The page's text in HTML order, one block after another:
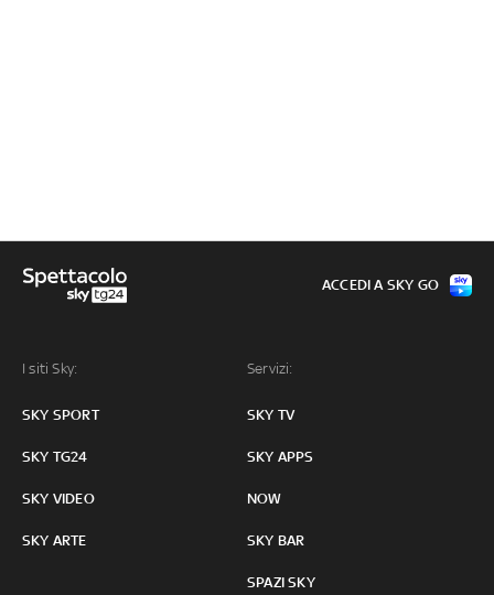
I siti Sky:
SKY SPORT
SKY TG24
SKY VIDEO
SKY ARTE
Servizi:
SKY TV
SKY APPS
NOW
SKY BAR
SPAZI SKY
ACCEDI A SKY GO